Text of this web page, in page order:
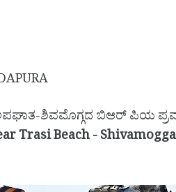
ಶಿವಮೊಗ್ಗದ ಬಿಆರ್ ಪಿಯ
Trasi Beach -